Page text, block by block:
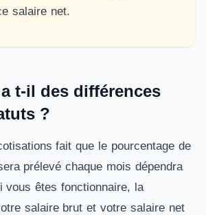
salaire net.
t-il des différences
?
fait que le pourcentage de
prélevé chaque mois dépendra
vous êtes fonctionnaire, la
salaire brut et votre salaire net